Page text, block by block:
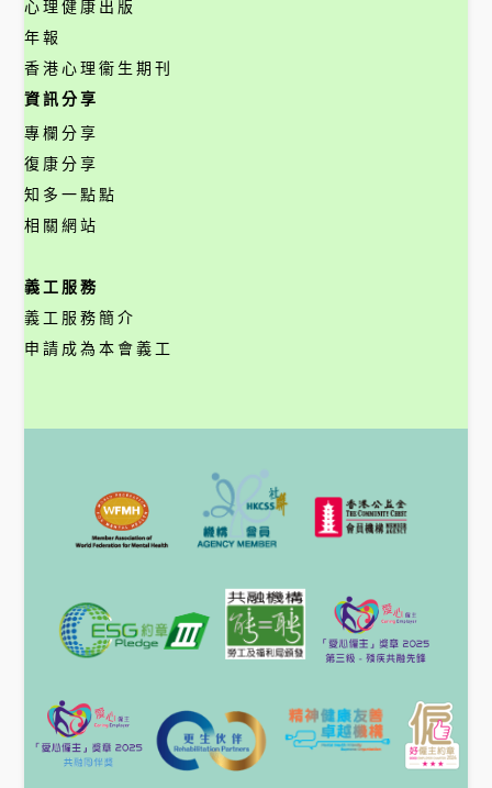
心理健康出版
年報
香港心理衞生期刊
資訊分享
專欄分享
復康分享
知多一點點
相關網站
義工服務
義工服務簡介
申請成為本會義工